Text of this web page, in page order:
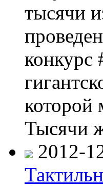
тысячи
конкурс
которой
Тысячи
2012-